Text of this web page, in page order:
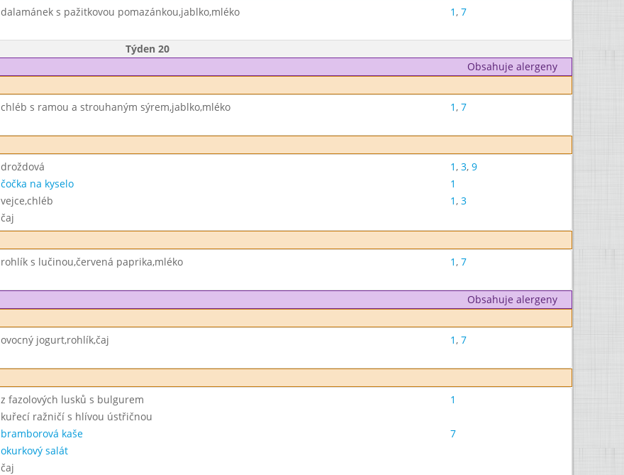
dalamánek s pažitkovou pomazánkou,jablko,mléko 1, 7
Týden 20
Obsahuje alergeny
chléb s ramou a strouhaným sýrem,jablko,mléko 1, 7
droždová 1, 3, 9
čočka na kyselo
1
vejce,chléb 1, 3
čaj
rohlík s lučinou,červená paprika,mléko 1, 7
Obsahuje alergeny
ovocný jogurt,rohlík,čaj 1, 7
z fazolových lusků s bulgurem
1
kuřecí ražničí s hlívou ústřičnou
bramborová kaše
7
okurkový salát
čaj